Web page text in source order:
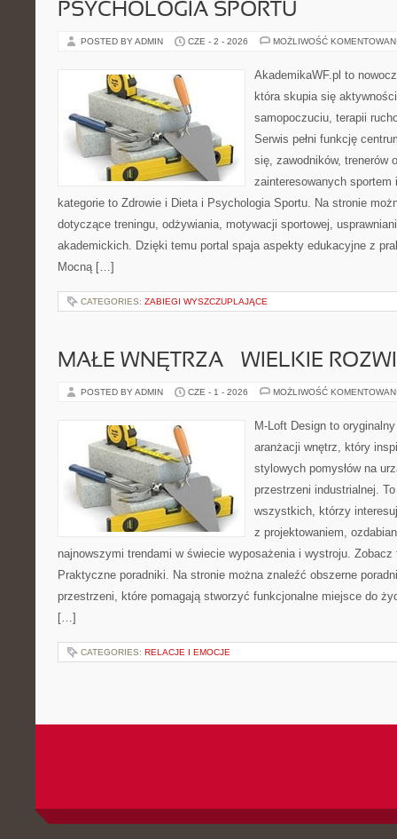
PSYCHOLOGIA SPORTU
POSTED BY ADMIN CZE - 2 - 2026 MOŻLIWOŚĆ
AkademikaWF.pl to
która skupia się
samopoczuciu, terapii
Serwis pełni funkcję
się, zawodników, trenerów
zainteresowanych sportem
kategorie to Zdrowie i Dieta i Psychologia Sportu. Na stronie
dotyczące treningu, odżywiania, motywacji sportowej,
akademickich. Dzięki temu portal spaja aspekty edukacyjne z
Mocną […]
CATEGORIES: ZABIEGI WYSZCZUPLAJĄCE
MAŁE WNĘTRZA – WIELKIE
POSTED BY ADMIN CZE - 1 - 2026 MOŻLIWOŚĆ
M-Loft Design to
aranżacji wnętrz, który
stylowych pomysłów na
przestrzeni industrialnej.
wszystkich, którzy
z projektowaniem,
najnowszymi trendami w świecie wyposażenia i wystroju. Zobacz
Praktyczne poradniki. Na stronie można znaleźć obszerne
przestrzeni, które pomagają stworzyć funkcjonalne miejsce do
[…]
CATEGORIES: RELACJE I EMOCJE